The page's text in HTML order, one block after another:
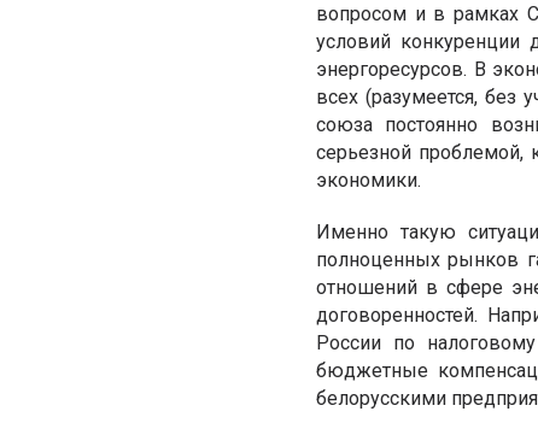
вопросом и в рамках
условий конкуренции
энергоресурсов. В
всех (разумеется, без
союза постоянно
серьезной проблемой,
экономики.
Именно такую
полноценных рынков
отношений в сфере
договоренностей.
России по
бюджетные
белорусскими